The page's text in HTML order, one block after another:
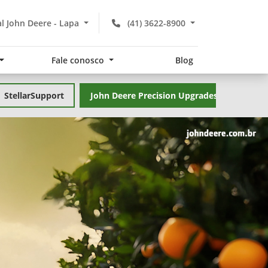
(41) 3622-8900
John Deere - Lapa
Fale conosco Blog
StellarSupport John Deere Precision Upgrades